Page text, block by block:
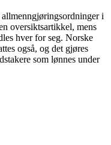
i
oversiktsartikkel, mens
hver for seg. Norske
også, og det gjøres
som lønnes under